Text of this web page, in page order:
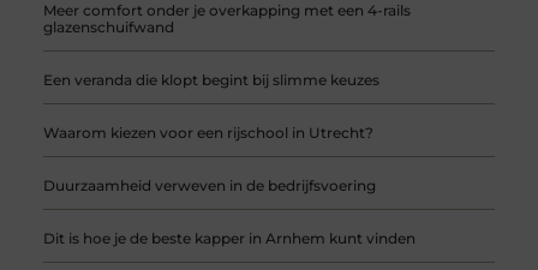
Meer comfort onder je overkapping met een 4-rails
glazenschuifwand
Een veranda die klopt begint bij slimme keuzes
Waarom kiezen voor een rijschool in Utrecht?
Duurzaamheid verweven in de bedrijfsvoering
Dit is hoe je de beste kapper in Arnhem kunt vinden